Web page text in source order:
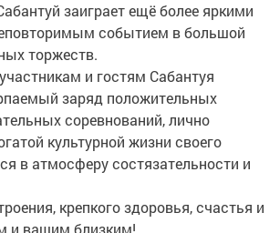
заиграет ещё более яркими
событием в большой
торжеств.
и гостям Сабантуя
заряд положительных
соревнований, лично
культурной жизни своего
в атмосферу состязательности и
крепкого здоровья, счастья и
и вашим близким!